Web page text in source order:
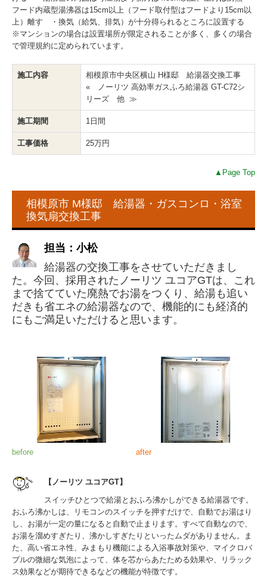
フード内蔵型湯沸器は15cm以上（フード取付型はフードより15cm以
上）離す ・換気（給気、排気）が十分得られるところに設置する
※マンションの場合は設置場所が限定されることが多く、多くの場合
で管理規約に定められています。
施工内容
相模原市中央区横山 H様邸 給湯器交換工事
« ノーリツ 高効率ガスふろ給湯器 GT-C72シ
リーズ 他 ≫
施工期間 1日間
工事価格 25万円
▲Page Top
相模原市 M様邸 給湯器・ガスコンロ・浴室
換気扇交換工事
担当：小松
給湯器の交換工事をさせていただきまし
た。今回、採用されたノーリツ ユコアGTは、これ
まで捨てていた廃熱でお湯をつくり、給湯も追い
だきも省エネの給湯器なので、機能的にも経済的
にもご満足いただけると思います。
before after
【ノーリツ ユコアGT】
スイッチひとつで給湯とおふろ沸かしができる給湯器です。
おふろ沸かしは、リモコンのスイッチを押すだけで、自動でお湯はり
し、お湯が一定の量になると自動で止まります。すべて自動なので、
お湯を溜めすぎたり、沸かしすぎたりといったムダがありません。ま
た、高い省エネ性、みまもり機能による入浴事故対策や、マイクロバ
ブルの微細な気泡によって、体を芯からあたためる効果や、リラック
ス効果などが期待できるなどの機能が特徴です。